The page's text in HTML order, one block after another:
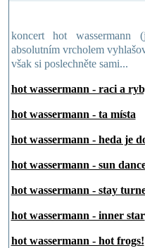
koncert hot
absolutním vrcholem
však si poslechněte sami...
hot wassermann - raci a
hot wassermann - ta místa
hot wassermann - heda je
hot wassermann - sun
hot wassermann - stay
hot wassermann - inner star
hot wassermann - hot frogs!